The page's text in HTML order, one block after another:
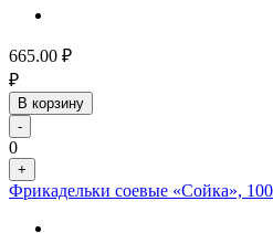
665.00 ₽
₽
В корзину
-
0
+
Фрикадельки соевые «Сойка»,